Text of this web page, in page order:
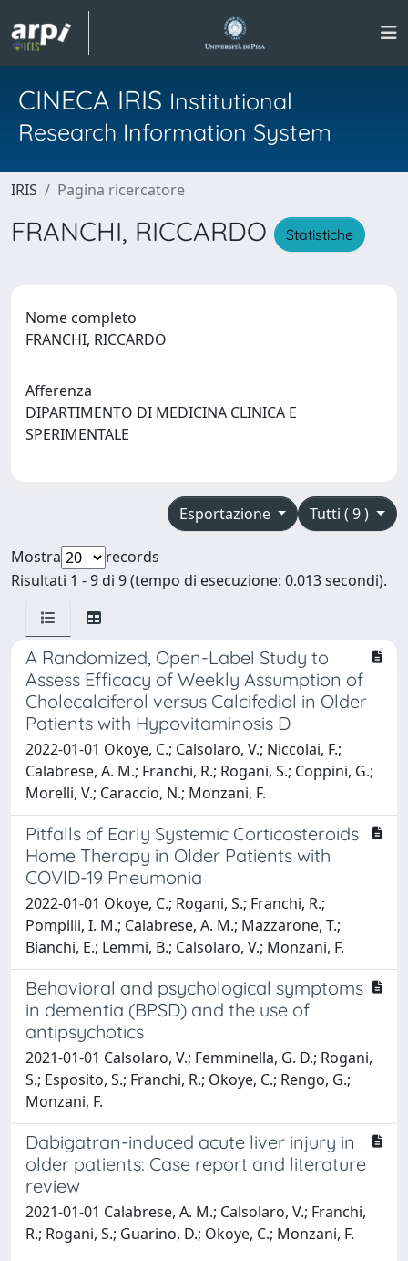
CINECA IRIS Institutional
Research Information System
IRIS Pagina ricercatore
FRANCHI, RICCARDO Statistiche
Nome completo
FRANCHI, RICCARDO
Afferenza
DIPARTIMENTO DI MEDICINA CLINICA E
SPERIMENTALE
Tutti ( 9 )
Esportazione
Mostra
records
Risultati 1 - 9 di 9 (tempo di esecuzione: 0.013 secondi).
A Randomized, Open-Label Study to
Assess Efficacy of Weekly Assumption of
Cholecalciferol versus Calcifediol in Older
Patients with Hypovitaminosis D
2022-01-01 Okoye, C.; Calsolaro, V.; Niccolai, F.;
Calabrese, A. M.; Franchi, R.; Rogani, S.; Coppini, G.;
Morelli, V.; Caraccio, N.; Monzani, F.
Pitfalls of Early Systemic Corticosteroids
Home Therapy in Older Patients with
COVID-19 Pneumonia
2022-01-01 Okoye, C.; Rogani, S.; Franchi, R.;
Pompilii, I. M.; Calabrese, A. M.; Mazzarone, T.;
Bianchi, E.; Lemmi, B.; Calsolaro, V.; Monzani, F.
Behavioral and psychological symptoms
in dementia (BPSD) and the use of
antipsychotics
2021-01-01 Calsolaro, V.; Femminella, G. D.; Rogani,
S.; Esposito, S.; Franchi, R.; Okoye, C.; Rengo, G.;
Monzani, F.
Dabigatran-induced acute liver injury in
older patients: Case report and literature
review
2021-01-01 Calabrese, A. M.; Calsolaro, V.; Franchi,
R.; Rogani, S.; Guarino, D.; Okoye, C.; Monzani, F.